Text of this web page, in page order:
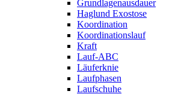
Grundlagenausdauer
Haglund Exostose
Koordination
Koordinationslauf
Kraft
Lauf-ABC
Läuferknie
Laufphasen
Laufschuhe